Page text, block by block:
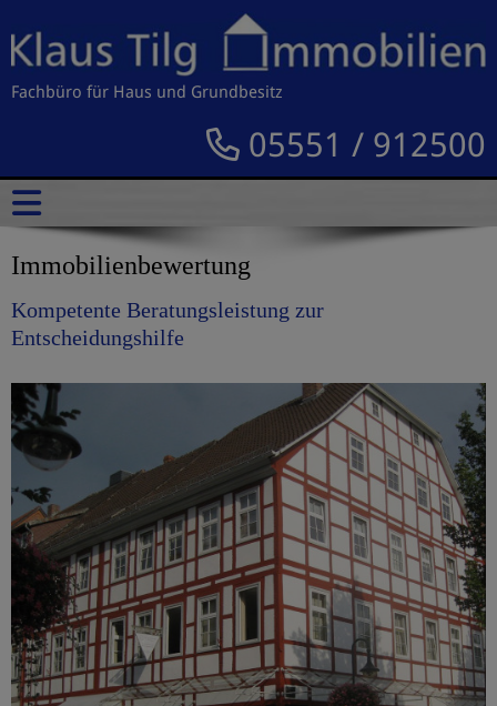
Fachbüro für Haus und Grundbesitz
05551 / 912500
Immobilienbewertung
Kompetente Beratungsleistung zur
Entscheidungshilfe